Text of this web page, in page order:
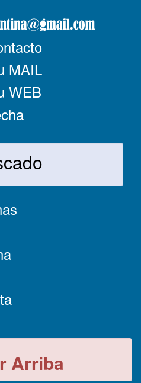
MAIL
WEB
Arriba